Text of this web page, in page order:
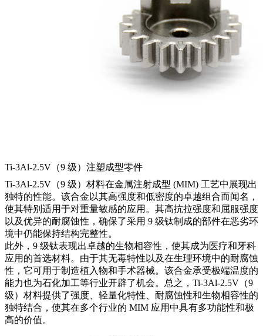
Ti-3Al-2.5V（9 级）注塑成型零件
Ti-3Al-2.5V（9 级）材料在金属注射成型 (MIM) 工艺中展现出
独特的性能。该合金以其高强度和低密度的卓越组合而闻名，
使其特别适用于对重量敏感的应用。其高抗拉强度和屈服强度
以及优异的耐腐蚀性，确保了采用 9 级钛制成的部件在恶劣环
境中仍能保持结构完整性。
此外，9 级钛表现出卓越的生物相容性，使其成为医疗和牙科
应用的首选材料。由于其无毒特性以及在生理环境中的耐腐蚀
性，它可用于制造植入物和手术器械。该合金承受极端温度的
能力也为石化加工等行业开辟了机会。总之，Ti-3Al-2.5V（9
级）材料提供了强度、轻量化特性、耐腐蚀性和生物相容性的
独特结合，使其在多个行业的 MIM 应用中具有多功能性和极
高的价值。